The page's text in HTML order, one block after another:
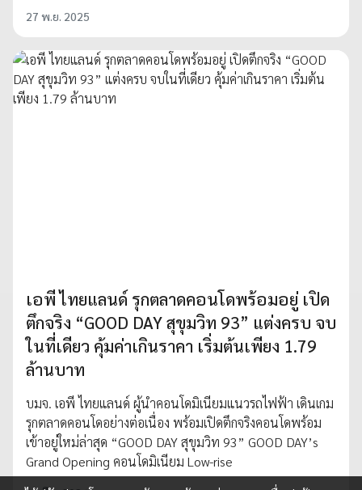
27 พ.ย. 2025
เอพี ไทยแลนด์ รุกตลาดคอนโดพร้อมอยู่ เปิด
ตึกจริง “GOOD DAY สุขุมวิท 93” แต่งครบ จบ
ในที่เดียว คุ้มค่าเกินราคา เริ่มต้นเพียง 1.79
ล้านบาท
บมจ. เอพี ไทยแลนด์ ผู้นำคอนโดมิเนียมแนวรถไฟฟ้า เดินเกม
รุกตลาดคอนโดอย่างต่อเนื่อง พร้อมเปิดตึกจริงคอนโดพร้อม
เข้าอยู่ใหม่ล่าสุด “GOOD DAY สุขุมวิท 93” GOOD DAY’s
Grand Opening คอนโดมิเนียม Low-rise